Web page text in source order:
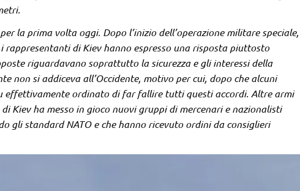
la prima volta oggi. Dopo l’inizio dell’operazione militare speciale,
di Kiev hanno espresso una risposta piuttosto
riguardavano soprattutto la sicurezza e gli interessi della
non si addiceva all’Occidente, motivo per cui, dopo che alcuni
effettivamente ordinato di far fallire tutti questi accordi. Altre armi
Kiev ha messo in gioco nuovi gruppi di mercenari e nazionalisti
gli standard NATO e che hanno ricevuto ordini da consiglieri